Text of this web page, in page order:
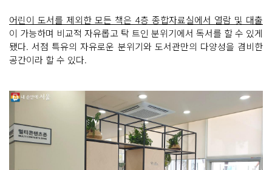
어린이 도서를 제외한 모든 책은 4층 종합자료실에서 열람 및 대출
이 가능하며 비교적 자유롭고 탁 트인 분위기에서 독서를 할 수 있게
됐다. 서점 특유의 자유로운 분위기와 도서관만의 다양성을 겸비한
공간이라 할 수 있다.